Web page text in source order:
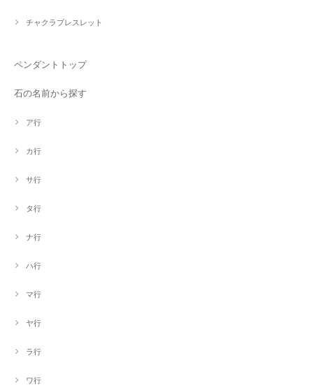
チャクラブレスレット
ペンダントトップ
石の名前から探す
ア行
カ行
サ行
タ行
ナ行
ハ行
マ行
ヤ行
ラ行
ワ行